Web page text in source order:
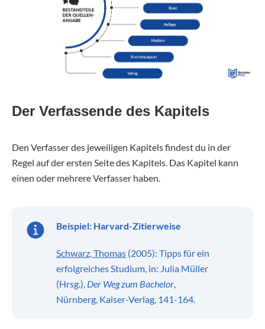
Der Verfassende des Kapitels
Den Verfasser des jeweiligen Kapitels findest du in der
Regel auf der ersten Seite des Kapitels. Das Kapitel kann
einen oder mehrere Verfasser haben.
Beispiel: Harvard-Zitierweise
Schwarz, Thomas (2005): Tipps für ein
erfolgreiches Studium, in: Julia Müller
(Hrsg.), Der Weg zum Bachelor,
Nürnberg, Kaiser-Verlag, 141-164.